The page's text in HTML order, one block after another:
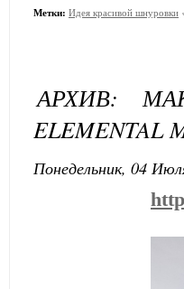
Метки: Идея красивой шнуровки
АРХИВ:
ELEMENTAL
Понедельник, 04